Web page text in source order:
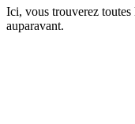
Ici, vous trouverez toutes
auparavant.